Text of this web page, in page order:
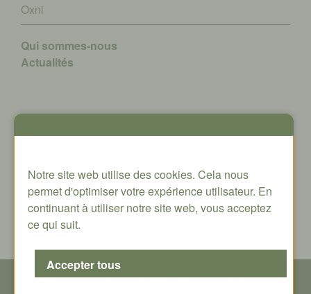
Oxni
Qui sommes-nous
Actualités
Klosterstrasse 34
8406 Winterthur
info@oxni.ch
+41 52 551 00 40
© Copyright - Tous droits réservés| Oxni GmbH
Notre site web utilise des cookies. Cela nous
permet d'optimiser votre expérience utilisateur. En
continuant à utiliser notre site web, vous acceptez
ce qui suit.